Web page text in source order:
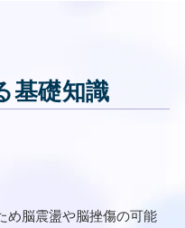
基礎知識
め脳震盪や脳挫傷の可能